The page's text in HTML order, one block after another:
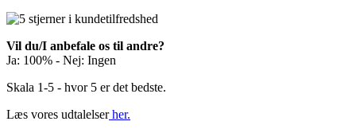
Vil du/I anbefale os til andre?
Ja: 100% - Nej: Ingen
Skala 1-5 - hvor 5 er det bedste.
Læs vores udtalelserher.